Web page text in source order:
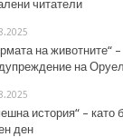
читатели
на животните“
на
история“ – като
ден